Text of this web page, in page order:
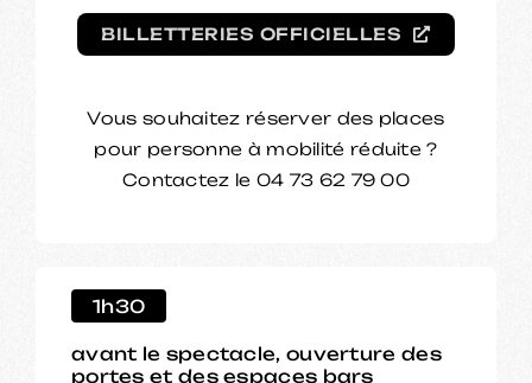
BILLETTERIES OFFICIELLES
Vous souhaitez réserver des places
pour personne à mobilité réduite ?
Contactez le 04 73 62 79 00
1h30
avant le spectacle, ouverture des
portes et des espaces bars